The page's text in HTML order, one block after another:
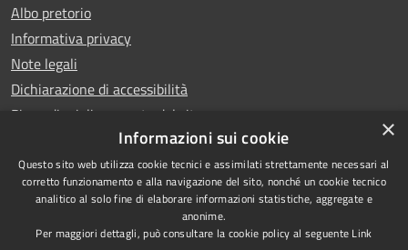
Albo pretorio
Informativa privacy
Note legali
Dichiarazione di accessibilità
Piano di miglioramento del sito
RSS
Accessibilità
Copyright © 2026 • Comune di
Qualiano • Powered by
×
Informazioni sui cookie
Questo sito web utilizza cookie tecnici e assimilati strettamente necessari al
corretto funzionamento e alla navigazione del sito, nonché un cookie tecnico
analitico al solo fine di elaborare informazioni statistiche, aggregate e
anonime.
Per maggiori dettagli, può consultare la cookie policy al seguente Link